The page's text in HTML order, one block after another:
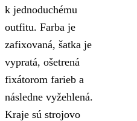
k jednoduchému
outfitu. Farba je
zafixovaná, šatka je
vypratá, ošetrená
fixátorom farieb a
následne vyžehlená.
Kraje sú strojovo